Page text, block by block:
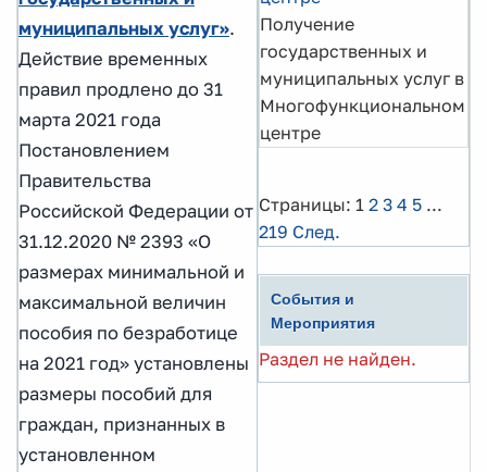
муниципальных услуг».
Действие временных
правил продлено до 31
марта 2021 года
Постановлением
Правительства
Российской Федерации от
31.12.2020 № 2393 «О
размерах минимальной и
максимальной величин
пособия по безработице
на 2021 год» установлены
размеры пособий для
граждан, признанных в
установленном
Получение
государственных и
муниципальных услуг в
Многофункциональном
центре
Страницы: 1 2 3 4 5 ...
219 След.
События и
Мероприятия
Раздел не найден.